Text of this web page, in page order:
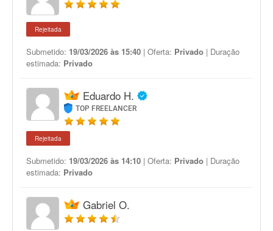
Rejeitada
Submetido: 19/03/2026 às 15:40 | Oferta: Privado | Duração
estimada: Privado
Eduardo H.
TOP FREELANCER
Rejeitada
Submetido: 19/03/2026 às 14:10 | Oferta: Privado | Duração
estimada: Privado
Gabriel O.